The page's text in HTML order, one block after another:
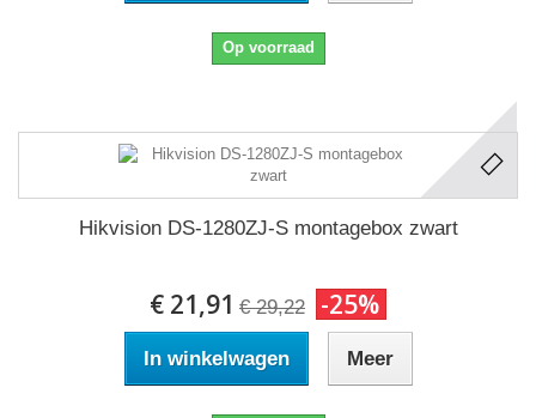
Op voorraad
Hikvision DS-1280ZJ-S montagebox zwart
€ 21,91 € 29,22 -25%
In winkelwagen Meer